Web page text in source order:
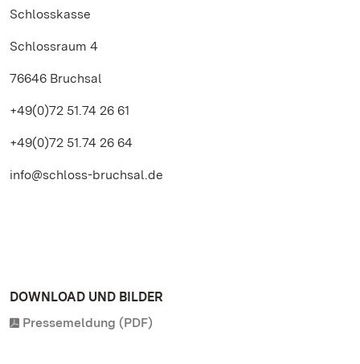
Schlosskasse
Schlossraum 4
76646 Bruchsal
+49(0)72 51.74 26 61
+49(0)72 51.74 26 64
info@schloss-bruchsal.de
DOWNLOAD UND BILDER
Pressemeldung (PDF)